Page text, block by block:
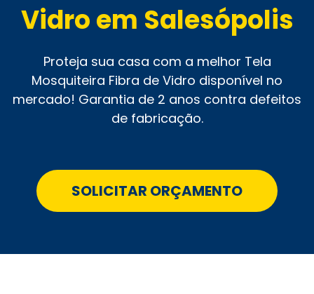
Vidro em Salesópolis
Proteja sua casa com a melhor Tela
Mosquiteira Fibra de Vidro disponível no
mercado! Garantia de 2 anos contra defeitos
de fabricação.
SOLICITAR ORÇAMENTO